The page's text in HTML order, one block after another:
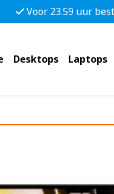
Voor 23.59 uur
Desktops Laptops